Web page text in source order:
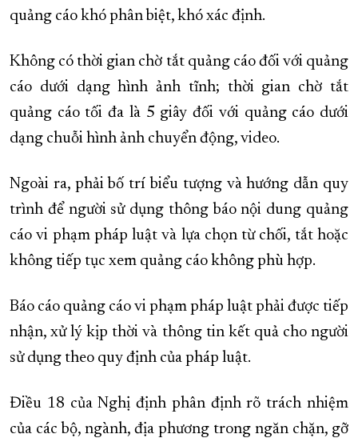
quảng cáo khó phân biệt, khó xác định.
Không có thời gian chờ tắt quảng cáo đối với quảng
cáo dưới dạng hình ảnh tĩnh; thời gian chờ tắt
quảng cáo tối đa là 5 giây đối với quảng cáo dưới
dạng chuỗi hình ảnh chuyển động, video.
Ngoài ra, phải bố trí biểu tượng và hướng dẫn quy
trình để người sử dụng thông báo nội dung quảng
cáo vi phạm pháp luật và lựa chọn từ chối, tắt hoặc
không tiếp tục xem quảng cáo không phù hợp.
Báo cáo quảng cáo vi phạm pháp luật phải được tiếp
nhận, xử lý kịp thời và thông tin kết quả cho người
sử dụng theo quy định của pháp luật.
Điều 18 của Nghị định phân định rõ trách nhiệm
của các bộ, ngành, địa phương trong ngăn chặn, gỡ